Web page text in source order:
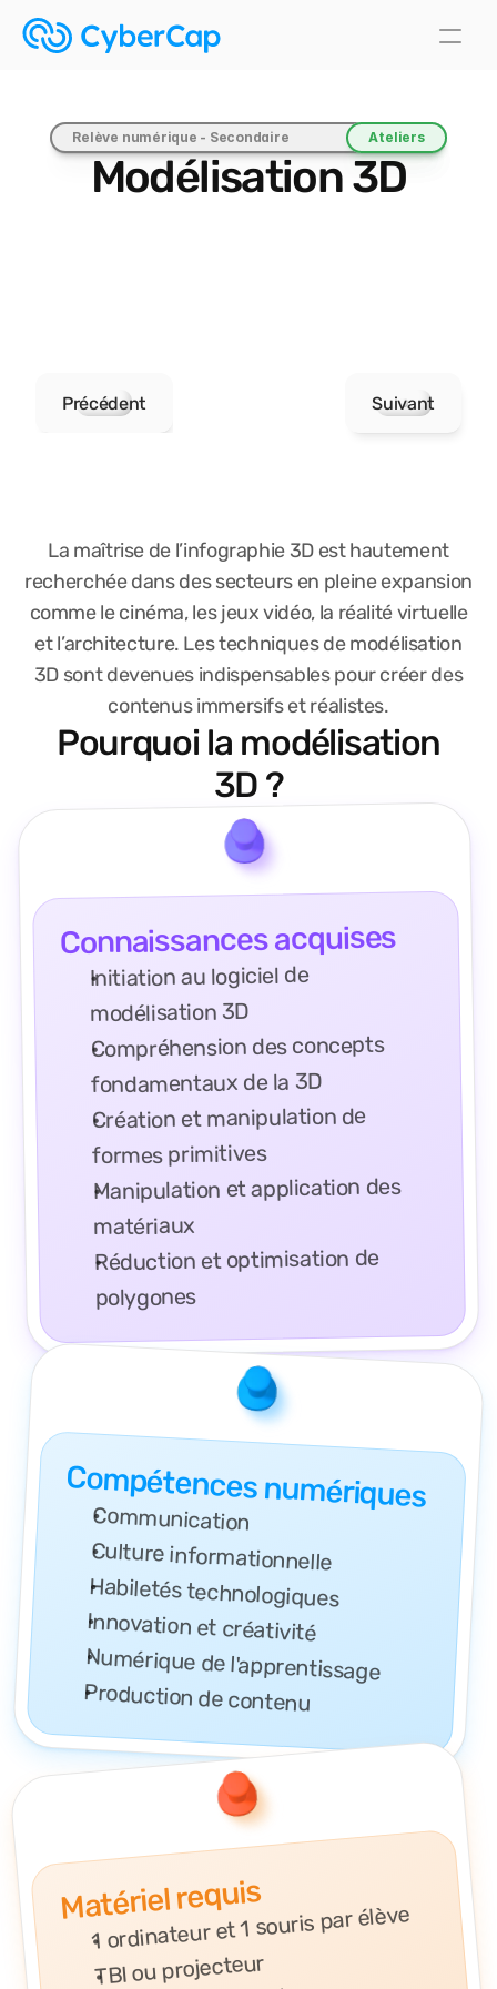
Relève numérique - Secondaire Ateliers
Modélisation 3D
Précédent Suivant
La maîtrise de l’infographie 3D est hautement
recherchée dans des secteurs en pleine expansion
comme le cinéma, les jeux vidéo, la réalité virtuelle
et l’architecture. Les techniques de modélisation
3D sont devenues indispensables pour créer des
contenus immersifs et réalistes.
Pourquoi la modélisation
3D ?
Connaissances acquises
Initiation au logiciel de
modélisation 3D
Compréhension des concepts
fondamentaux de la 3D
Création et manipulation de
formes primitives
Manipulation et application des
matériaux
Réduction et optimisation de
polygones
Compétences numériques
Communication
Culture informationnelle
Habiletés technologiques
Innovation et créativité
Numérique de l'apprentissage
Production de contenu
Matériel requis
1 ordinateur et 1 souris par élève
TBI ou projecteur